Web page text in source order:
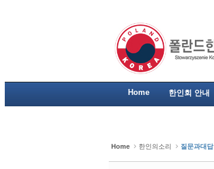
Home 한인회 안내
Home 한인의소리 질문과대답